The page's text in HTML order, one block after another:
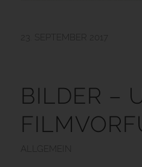
23. SEPTEMBER 2017
BILDER –